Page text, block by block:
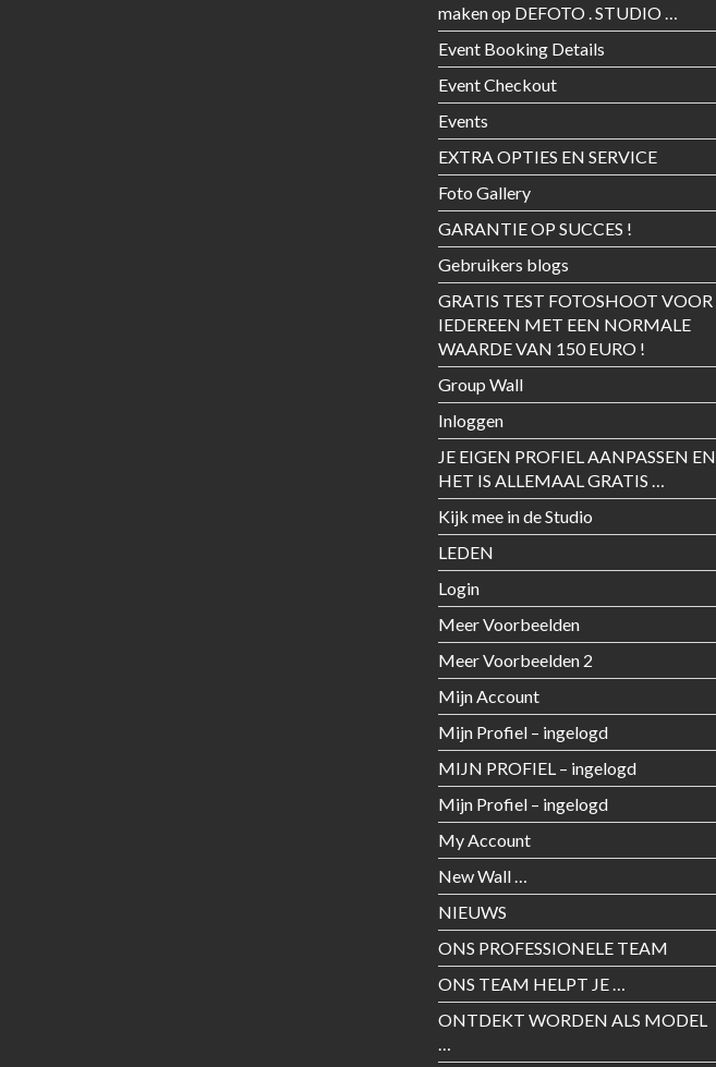
maken op DEFOTO . STUDIO …
Event Booking Details
Event Checkout
Events
EXTRA OPTIES EN SERVICE
Foto Gallery
GARANTIE OP SUCCES !
Gebruikers blogs
GRATIS TEST FOTOSHOOT VOOR
IEDEREEN MET EEN NORMALE
WAARDE VAN 150 EURO !
Group Wall
Inloggen
JE EIGEN PROFIEL AANPASSEN EN
HET IS ALLEMAAL GRATIS …
Kijk mee in de Studio
LEDEN
Login
Meer Voorbeelden
Meer Voorbeelden 2
Mijn Account
Mijn Profiel – ingelogd
MIJN PROFIEL – ingelogd
Mijn Profiel – ingelogd
My Account
New Wall …
NIEUWS
ONS PROFESSIONELE TEAM
ONS TEAM HELPT JE …
ONTDEKT WORDEN ALS MODEL
…